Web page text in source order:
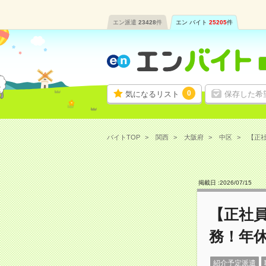
エン派遣 23428件 エン バイト 25205件
気になるリスト 0 保存した希
バイトTOP 関西 大阪府 中区 【正
掲載日 :2026/07/15
【正社
務！年
紹介予定派遣